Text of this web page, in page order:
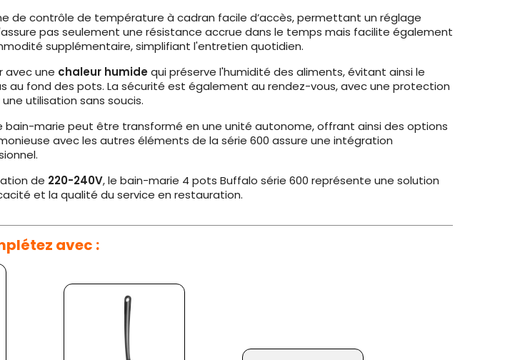
de contrôle de température à cadran facile d’accès, permettant un réglage
pas seulement une résistance accrue dans le temps mais facilite également
supplémentaire, simplifiant l'entretien quotidien.
avec une chaleur humidequi préserve l'humidité des aliments, évitant ainsi le
fond des pots. La sécurité est également au rendez-vous, avec une protection
utilisation sans soucis.
bain-marie peut être transformé en une unité autonome, offrant ainsi des options
avec les autres éléments de la série 600 assure une intégration
de 220-240V, le bain-marie 4 pots Buffalo série 600 représente une solution
et la qualité du service en restauration.
avec :